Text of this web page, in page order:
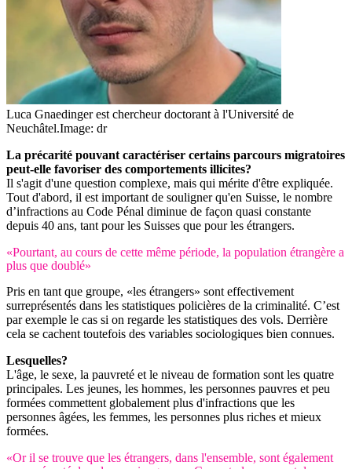
Luca Gnaedinger est chercheur doctorant à l'Université de
Neuchâtel.Image: dr
La précarité pouvant caractériser certains parcours migratoires
peut-elle favoriser des comportements illicites?
Il s'agit d'une question complexe, mais qui mérite d'être expliquée.
Tout d'abord, il est important de souligner qu'en Suisse, le nombre
d’infractions au Code Pénal diminue de façon quasi constante
depuis 40 ans, tant pour les Suisses que pour les étrangers.
«Pourtant, au cours de cette même période, la population étrangère a
plus que doublé»
Pris en tant que groupe, «les étrangers» sont effectivement
surreprésentés dans les statistiques policières de la criminalité. C’est
par exemple le cas si on regarde les statistiques des vols. Derrière
cela se cachent toutefois des variables sociologiques bien connues.
Lesquelles?
L'âge, le sexe, la pauvreté et le niveau de formation sont les quatre
principales. Les jeunes, les hommes, les personnes pauvres et peu
formées commettent globalement plus d'infractions que les
personnes âgées, les femmes, les personnes plus riches et mieux
formées.
«Or il se trouve que les étrangers, dans l'ensemble, sont également